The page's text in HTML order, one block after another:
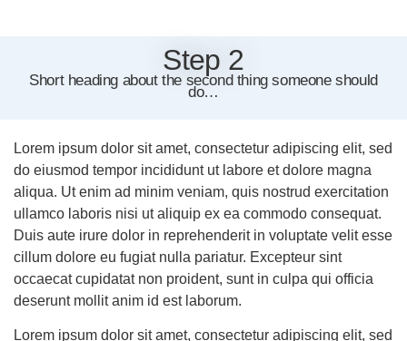
Step 2
Short heading about the second thing someone should
do…
Lorem ipsum dolor sit amet, consectetur adipiscing elit, sed
do eiusmod tempor incididunt ut labore et dolore magna
aliqua. Ut enim ad minim veniam, quis nostrud exercitation
ullamco laboris nisi ut aliquip ex ea commodo consequat.
Duis aute irure dolor in reprehenderit in voluptate velit esse
cillum dolore eu fugiat nulla pariatur. Excepteur sint
occaecat cupidatat non proident, sunt in culpa qui officia
deserunt mollit anim id est laborum.
Lorem ipsum dolor sit amet, consectetur adipiscing elit, sed